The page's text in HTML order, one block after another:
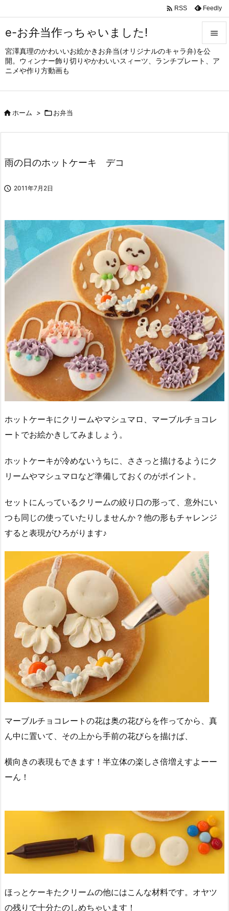
e-お弁当作っちゃいました!
宮澤真理のかわいいお絵かきお弁当(オリジナルのキャラ弁)を公
開。ウィンナー飾り切りやかわいいスィーツ、ランチプレート、ア
ニメや作り方動画も


メニュ
サイド

 RSS Feedly
ホーム > お弁当
雨の日のホットケーキ デコ
 2011年7月2日
ホットケーキにクリームやマシュマロ、マーブルチョコレ
ートでお絵かきしてみましょう。
ホットケーキが冷めないうちに、ささっと描けるようにク
リームやマシュマロなど準備しておくのがポイント。
セットにんっているクリームの絞り口の形って、意外にい
つも同じの使っていたりしませんか？他の形もチャレンジ
すると表現がひろがります♪
マーブルチョコレートの花は奥の花びらを作ってから、真
ん中に置いて、その上から手前の花びらを描けば、
横向きの表現もできます！半立体の楽しさ倍増えすよーー
ーん！
ほっとケーキたクリームの他にはこんな材料です。オヤツ
の残りで十分たのしめちゃいます！